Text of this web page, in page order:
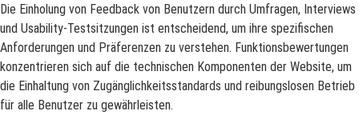
Die Einholung von Feedback von Benutzern durch Umfragen, Interviews
und Usability-Testsitzungen ist entscheidend, um ihre spezifischen
Anforderungen und Präferenzen zu verstehen. Funktionsbewertungen
konzentrieren sich auf die technischen Komponenten der Website, um
die Einhaltung von Zugänglichkeitsstandards und reibungslosen Betrieb
für alle Benutzer zu gewährleisten.